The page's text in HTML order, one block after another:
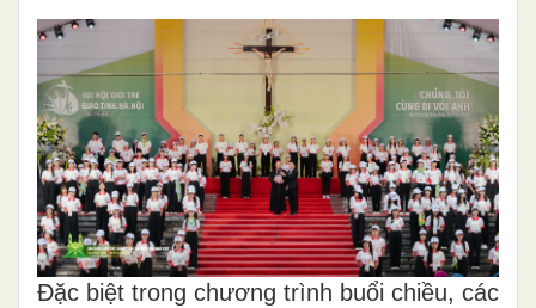
Đặc biệt trong chương trình buổi chiều, các